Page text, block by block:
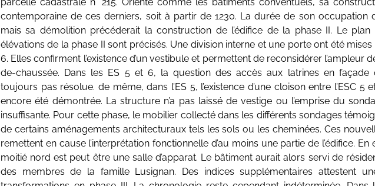
contemporaine de ces derniers, soit à partir de 1230. La durée de son occupation
mais sa démolition précéderait la construction de l’édifice de la phase II. Le
élévations de la phase II sont précisés. Une division interne et une porte ont été mises
6. Elles confirment l’existence d’un vestibule et permettent de reconsidérer l’ampleur
de-chaussée. Dans les ES 5 et 6, la question des accès aux latrines en façade
toujours pas résolue. de même, dans l’ES 5, l’existence d’une cloison entre l’ESC 5
encore été démontrée. La structure n’a pas laissé de vestige ou l’emprise du
insuffisante. Pour cette phase, le mobilier collecté dans les différents sondages
de certains aménagements architecturaux tels les sols ou les cheminées. Ces
remettent en cause l’interprétation fonctionnelle d’au moins une partie de l’édifice. En
moitié nord est peut être une salle d’apparat. Le bâtiment aurait alors servi de
des membres de la famille Lusignan. Des indices supplémentaires attestent